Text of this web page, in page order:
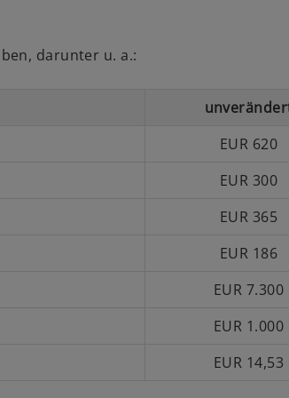
darunter u. a.:
EUR 620
EUR 300
EUR 365
EUR 186
EUR 7.300
EUR 1.000
EUR 14,53